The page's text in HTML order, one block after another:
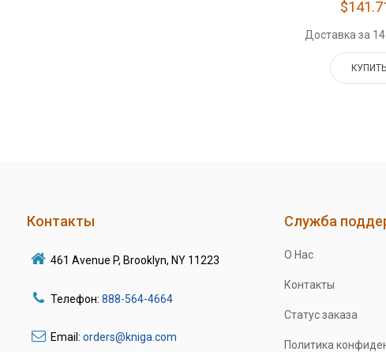
Доставка за
КУПИТЬ
Контакты
461 Avenue P, Brooklyn, NY 11223
Телефон: 888-564-4664
Email: orders@kniga.com
Служба
О Нас
Контакты
Статус заказа
Политика